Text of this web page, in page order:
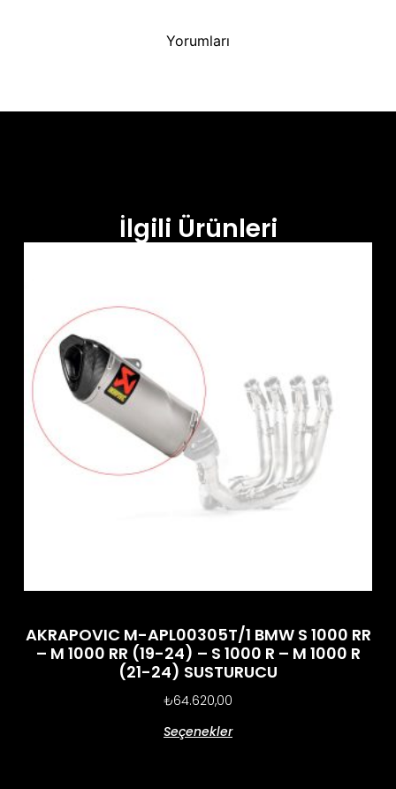
Yorumları
İlgili Ürünleri
AKRAPOVIC M-APL00305T/1 BMW S 1000 RR
– M 1000 RR (19-24) – S 1000 R – M 1000 R
(21-24) SUSTURUCU
₺64.620,00
Seçenekler